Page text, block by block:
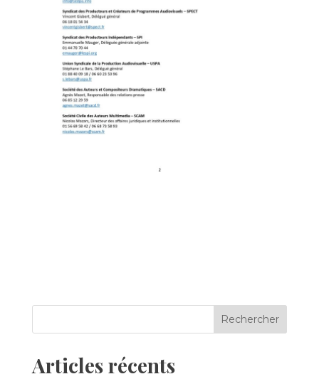
Articles récents